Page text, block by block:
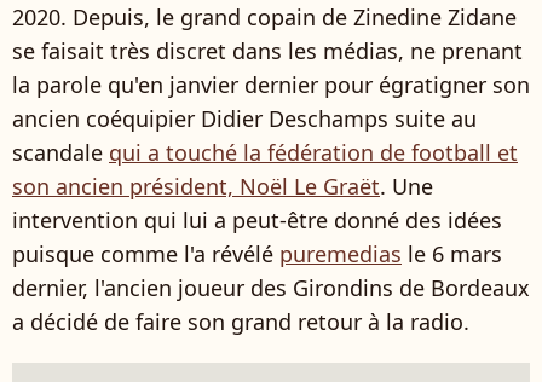
2020. Depuis, le grand copain de Zinedine Zidane
se faisait très discret dans les médias, ne prenant
la parole qu'en janvier dernier pour égratigner son
ancien coéquipier Didier Deschamps suite au
scandale qui a touché la fédération de football et
son ancien président, Noël Le Graët. Une
intervention qui lui a peut-être donné des idées
puisque comme l'a révélé puremedias le 6 mars
dernier, l'ancien joueur des Girondins de Bordeaux
a décidé de faire son grand retour à la radio.